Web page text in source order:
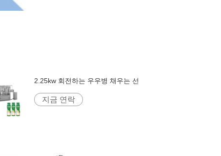
2.25kw 회전하는 우우병 채우는 선
지금 연락